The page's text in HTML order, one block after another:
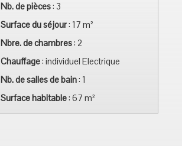
Nb. de pièces: 3
Surface du séjour: 17 m²
Nbre. de chambres: 2
Chauffage:individuel Electrique
Nb. de salles de bain: 1
Surface habitable:67 m²